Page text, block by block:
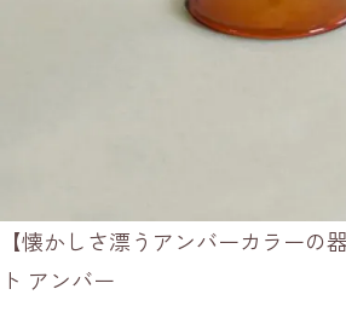
【懐かしさ漂うアンバーカラーの
ト アンバー